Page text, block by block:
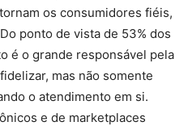
os consumidores fiéis,
ponto de vista de 53% dos
é o grande responsável pela
mas não somente
o atendimento em si.
e de marketplaces